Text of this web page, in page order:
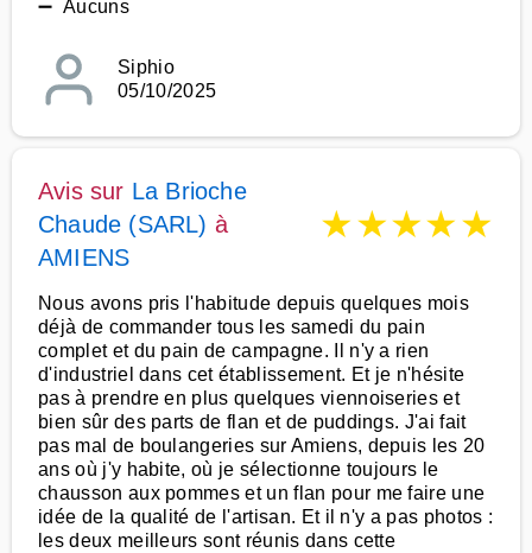
➖ Aucuns
Siphio
05/10/2025
Avis sur La Brioche
Chaude (SARL) à
AMIENS
★★★★★
Nous avons pris l'habitude depuis quelques mois
déjà de commander tous les samedi du pain
complet et du pain de campagne. Il n'y a rien
d'industriel dans cet établissement. Et je n'hésite
pas à prendre en plus quelques viennoiseries et
bien sûr des parts de flan et de puddings. J'ai fait
pas mal de boulangeries sur Amiens, depuis les 20
ans où j'y habite, où je sélectionne toujours le
chausson aux pommes et un flan pour me faire une
idée de la qualité de l'artisan. Et il n'y a pas photos :
les deux meilleurs sont réunis dans cette